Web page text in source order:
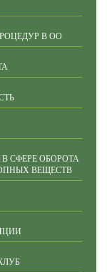
В ОО
СФЕРЕ ОБОРОТА
ВЕЩЕСТВ